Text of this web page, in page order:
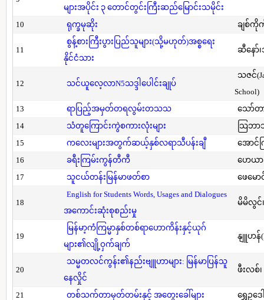
များအပိုင်း ၃ တောင်တွင်းကြီးဆည်မြောင်းသမိုင်း
10
ရုက္ခမုဆိုး ချစ်ကို
11
စွန့်စားကြီးပွားပြည်သူများ(သို့မဟုတ်)အစ္စရေး
နိုင်ငံသား
ဆီနော်၊
12 သင်ယူလေ့လာN5သဒ္ဒါပေါင်းချုပ်
သဇင်
School)
13
ရာပြည့်အမှတ်တရလွမ်းတသသ
သော်တ
14
သံတူကြောင်းကွဲစကားလုံးများ
သြဘာ
15
ကလေးများအတွက်ဆယ့်နှစ်လရာသီပန်းချီ
အောင်
16
ခရီးကြမ်းကွန်တီကီ
ဟေယာ
17
သူငယ်တန်းမြန်မာဖတ်စာ ဖေမော
18
English for Students Words, Usages and Dialogues
အကောင်းဆုံးစုစည်းမှု
မိမိလွင်၊
19
မြန်မာ့ကံကြမ္မာနှစ်တစ်ရာဟောကိန်းနှင့်ယုဂ်
များ၏လျို့ဝှက်ချက်
နျူဟန်
20
သမ္မတလင်ကွန်း၏နည်းဗျူဟာများ: မြန်မာပြန်သူ
နေလှိုင်
ဖီးလစ်
21 တစ်သက်တာမှတ်တမ်းနှင့် အတွေးခေါ်များ
ရွှေဥဒေ